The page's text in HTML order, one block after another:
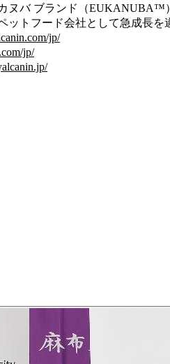
ヌバ ブランド（
ットフード会社として急成長
jp/
jp/